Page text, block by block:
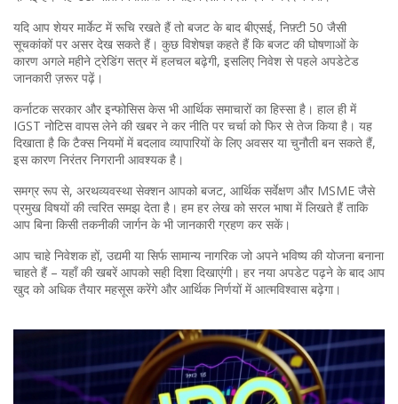
यदि आप शेयर मार्केट में रूचि रखते हैं तो बजट के बाद बीएसई, निफ़्टी 50 जैसी
सूचकांकों पर असर देख सकते हैं। कुछ विशेषज्ञ कहते हैं कि बजट की घोषणाओं के
कारण अगले महीने ट्रेडिंग सत्र में हलचल बढ़ेगी, इसलिए निवेश से पहले अपडेटेड
जानकारी ज़रूर पढ़ें।
कर्नाटक सरकार और इन्फोसिस केस भी आर्थिक समाचारों का हिस्सा है। हाल ही में
IGST नोटिस वापस लेने की खबर ने कर नीति पर चर्चा को फिर से तेज किया है। यह
दिखाता है कि टैक्स नियमों में बदलाव व्यापारियों के लिए अवसर या चुनौती बन सकते हैं,
इस कारण निरंतर निगरानी आवश्यक है।
समग्र रूप से, अरथव्यवस्था सेक्शन आपको बजट, आर्थिक सर्वेक्षण और MSME जैसे
प्रमुख विषयों की त्वरित समझ देता है। हम हर लेख को सरल भाषा में लिखते हैं ताकि
आप बिना किसी तकनीकी जार्गन के भी जानकारी ग्रहण कर सकें।
आप चाहे निवेशक हों, उद्यमी या सिर्फ सामान्य नागरिक जो अपने भविष्य की योजना बनाना
चाहते हैं – यहाँ की खबरें आपको सही दिशा दिखाएंगी। हर नया अपडेट पढ़ने के बाद आप
खुद को अधिक तैयार महसूस करेंगे और आर्थिक निर्णयों में आत्मविश्वास बढ़ेगा।